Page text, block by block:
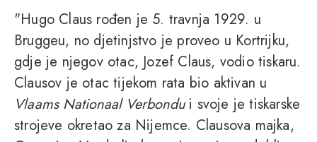
"Hugo Claus rođen je 5. travnja 1929. u
Bruggeu, no djetinjstvo je proveo u Kortrijku,
gdje je njegov otac, Jozef Claus, vodio tiskaru.
Clausov je otac tijekom rata bio aktivan u
Vlaams Nationaal Verbondui svoje je tiskarske
strojeve okretao za Nijemce. Clausova majka,